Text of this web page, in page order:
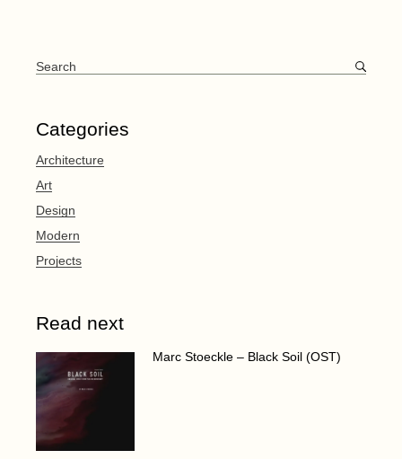
Search
for:
Categories
Architecture
Art
Design
Modern
Projects
Read next
Marc Stoeckle – Black Soil (OST)